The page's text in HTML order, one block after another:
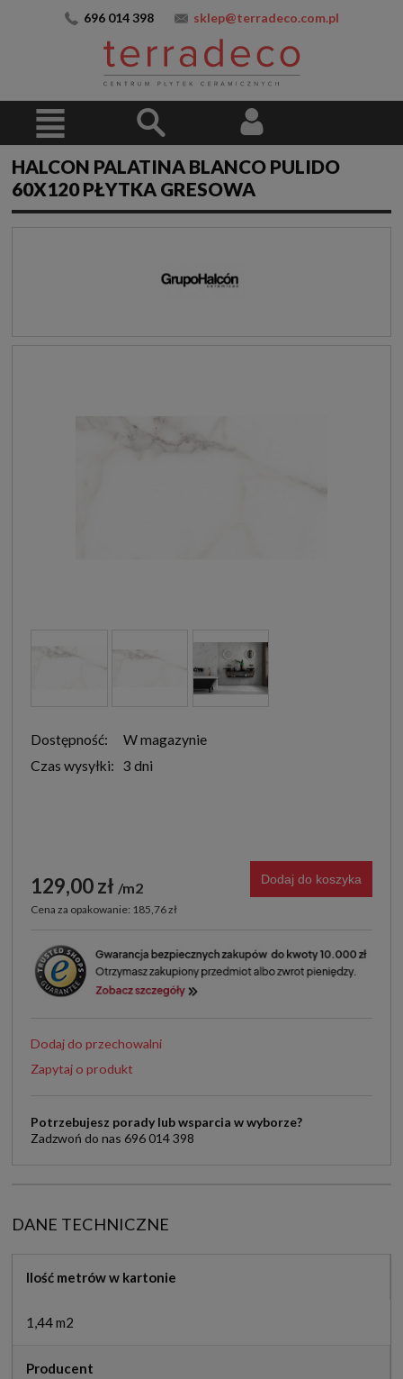
696 014 398 sklep@terradeco.com.pl
HALCON PALATINA BLANCO PULIDO
60X120 PŁYTKA GRESOWA
Dostępność:
W magazynie
Czas wysyłki: 3 dni
129,00 zł m2
Cena za opakowanie: 185,76 zł
Dodaj do koszyka
Dodaj do przechowalni
Zapytaj o produkt
Potrzebujesz porady lub wsparcia w wyborze?
Zadzwoń do nas 696 014 398
DANE TECHNICZNE
Ilość metrów w kartonie
1,44 m2
Producent